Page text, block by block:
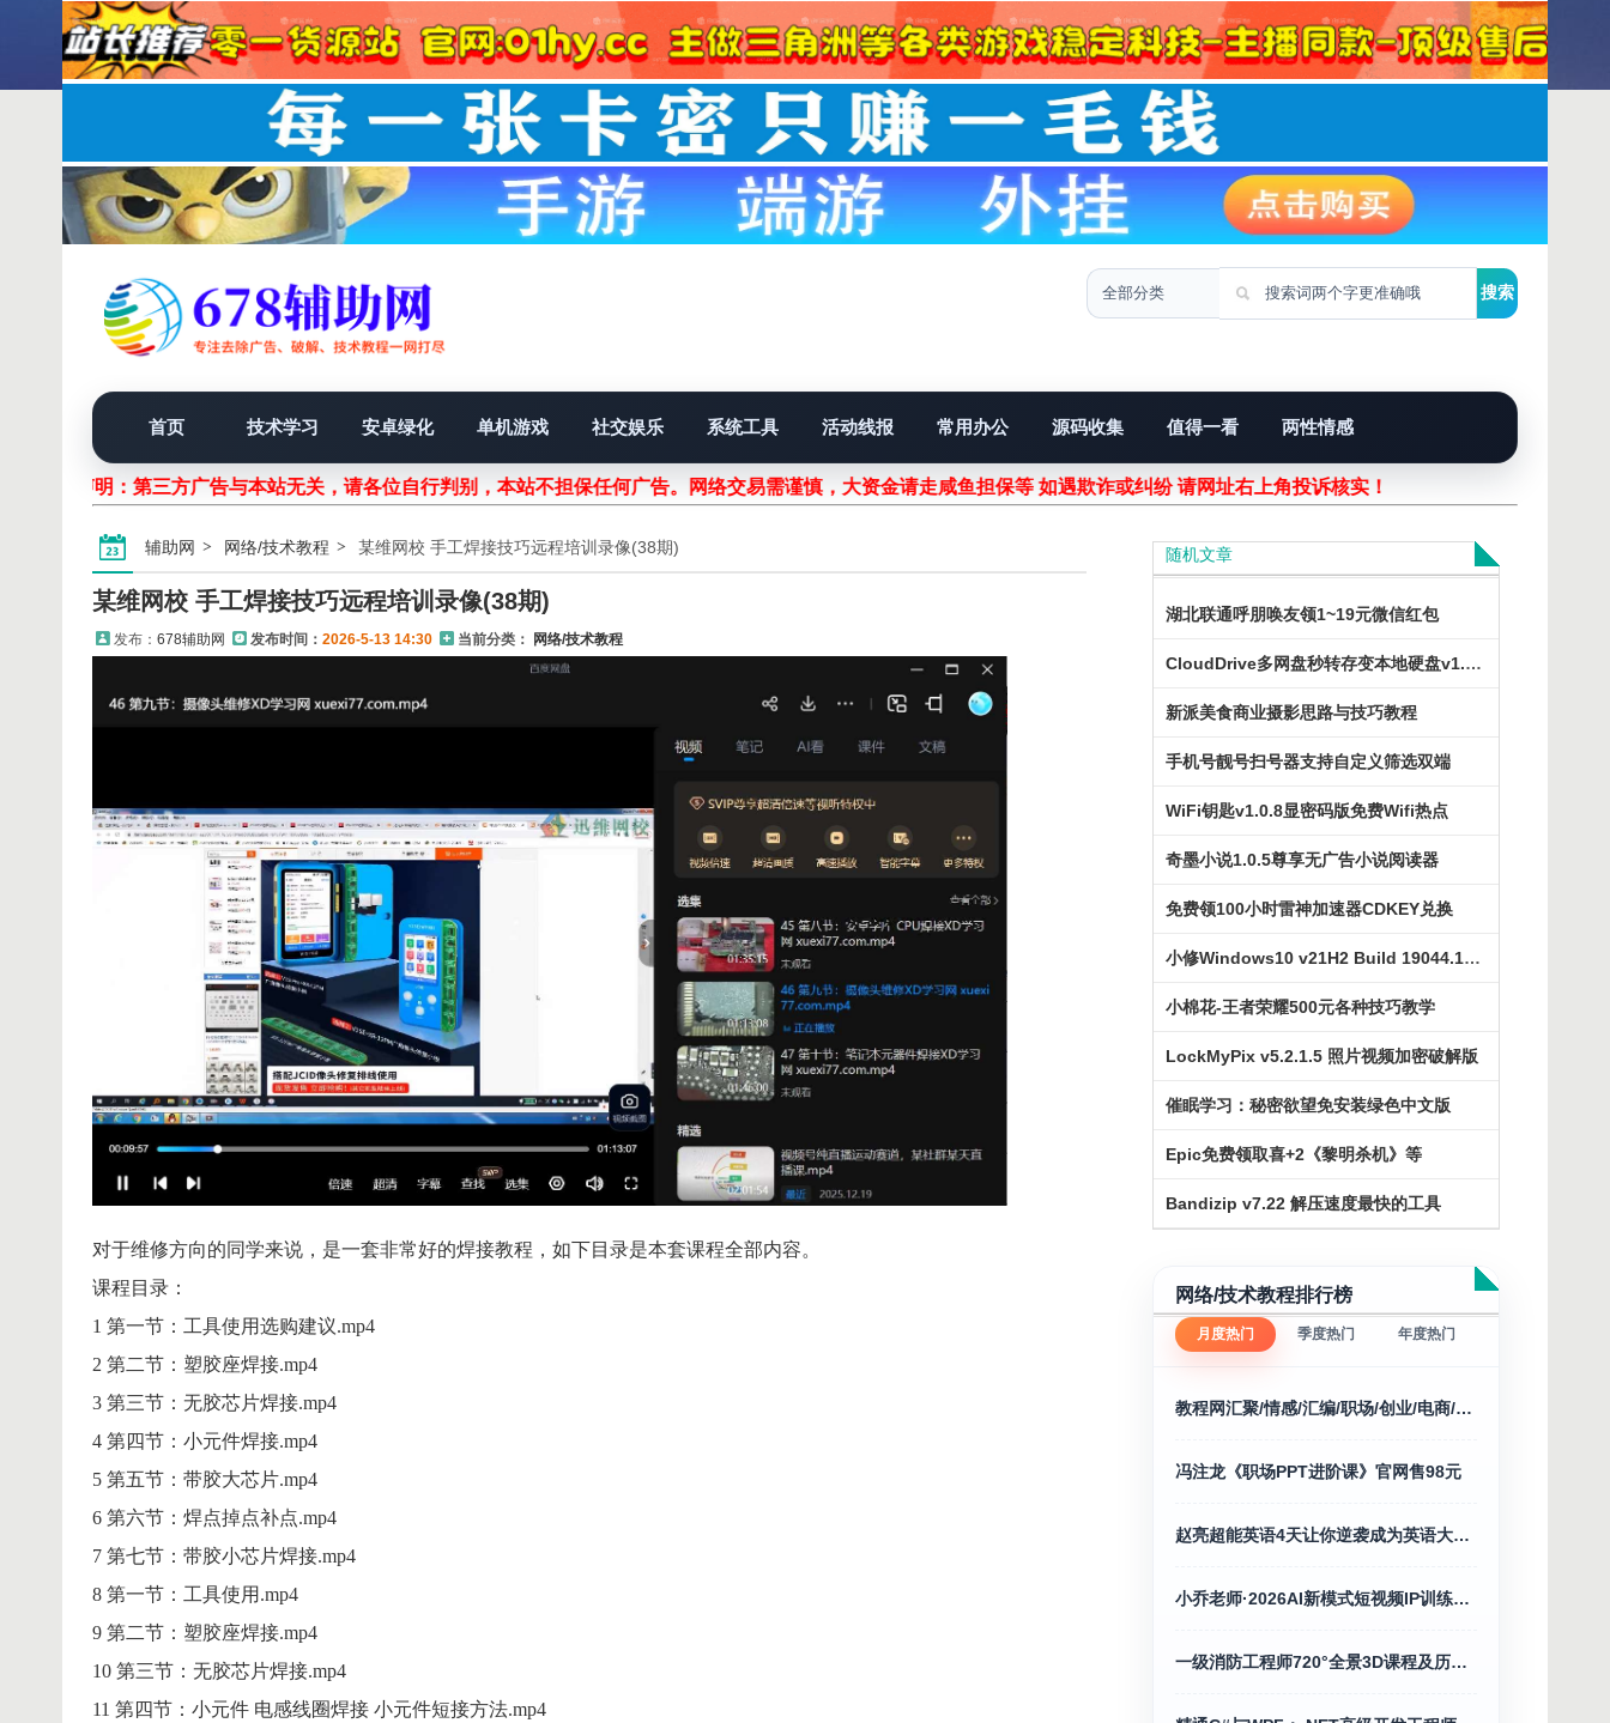
首页 技术学习 安卓绿化 单机游戏 社交娱乐 系统工具 活动线报 常用办公 源码收集 值得一看 两性情感
声明：第三方广告与本站无关，请各位自行判别，本站不担保任何广告。网络交易需谨慎，大资金请走咸鱼担保等 如遇欺诈或纠纷 请网址右上角投诉核实！
辅助网 网络/技术教程 某维网校 手工焊接技巧远程培训录像(38期)
某维网校 手工焊接技巧远程培训录像(38期)
发布： 678辅助网 发布时间： 2026-5-13 14:30 当前分类： 网络/技术教程
对于维修方向的同学来说，是一套非常好的焊接教程，如下目录是本套课程全部内容。
课程目录：
1 第一节：工具使用选购建议.mp4
2 第二节：塑胶座焊接.mp4
3 第三节：无胶芯片焊接.mp4
4 第四节：小元件焊接.mp4
5 第五节：带胶大芯片.mp4
6 第六节：焊点掉点补点.mp4
7 第七节：带胶小芯片焊接.mp4
8 第一节：工具使用.mp4
9 第二节：塑胶座焊接.mp4
10 第三节：无胶芯片焊接.mp4
11 第四节：小元件 电感线圈焊接 小元件短接方法.mp4
随机文章
湖北联通呼朋唤友领1~19元微信红包
CloudDrive多网盘秒转存变本地硬盘v1.1.72
新派美食商业摄影思路与技巧教程
手机号靓号扫号器支持自定义筛选双端
WiFi钥匙v1.0.8显密码版免费Wifi热点
奇墨小说1.0.5尊享无广告小说阅读器
免费领100小时雷神加速器CDKEY兑换
小修Windows10 v21H2 Build 19044.1379
小棉花-王者荣耀500元各种技巧教学
LockMyPix v5.2.1.5 照片视频加密破解版
催眠学习：秘密欲望免安装绿色中文版
Epic免费领取喜+2《黎明杀机》等
Bandizip v7.22 解压速度最快的工具
网络/技术教程排行榜
月度热门 季度热门 年度热门
教程网汇聚/情感/汇编/职场/创业/电商/福利/等
冯注龙《职场PPT进阶课》官网售98元
赵亮超能英语4天让你逆袭成为英语大神127.0G
小乔老师·2026AI新模式短视频IP训练营（更新）
一级消防工程师720°全景3D课程及历年精讲合集